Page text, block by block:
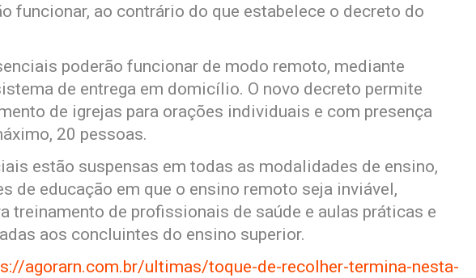
funcionar, ao contrário do que estabelece o decreto do
poderão funcionar de modo remoto, mediante
de entrega em domicílio. O novo decreto permite
de igrejas para orações individuais e com presença
20 pessoas.
estão suspensas em todas as modalidades de ensino,
de educação em que o ensino remoto seja inviável,
treinamento de profissionais de saúde e aulas práticas e
aos concluintes do ensino superior.
agorarn.com.br/ultimas/toque-de-recolher-termina-nesta-